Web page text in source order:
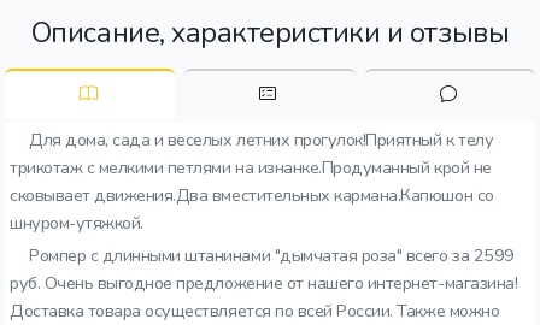
Описание, характеристики и отзывы
Для дома, сада и веселых летних прогулок!Приятный к телу
трикотаж с мелкими петлями на изнанке.Продуманный крой не
сковывает движения.Два вместительных кармана.Капюшон со
шнуром-утяжкой.
Ромпер с длинными штанинами "дымчатая роза" всего за 2599
руб. Очень выгодное предложение от нашего интернет-магазина!
Доставка товара осуществляется по всей России. Также можно